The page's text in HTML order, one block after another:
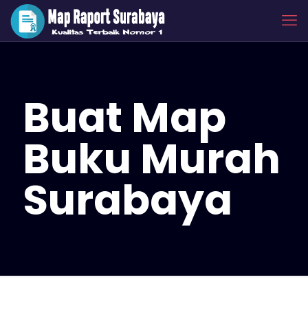
Buat Map
Buku Murah
Surabaya